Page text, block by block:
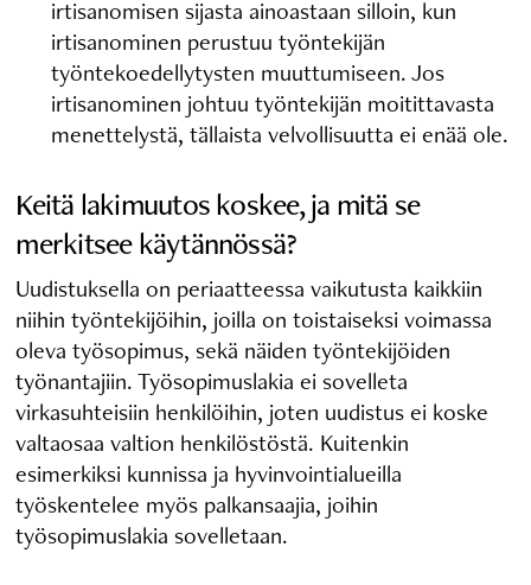
irtisanomisen sijasta ainoastaan silloin, kun
irtisanominen perustuu työntekijän
työntekoedellytysten muuttumiseen. Jos
irtisanominen johtuu työntekijän moitittavasta
menettelystä, tällaista velvollisuutta ei enää ole.
Keitä lakimuutos koskee, ja mitä se
merkitsee käytännössä?
Uudistuksella on periaatteessa vaikutusta kaikkiin
niihin työntekijöihin, joilla on toistaiseksi voimassa
oleva työsopimus, sekä näiden työntekijöiden
työnantajiin. Työsopimuslakia ei sovelleta
virkasuhteisiin henkilöihin, joten uudistus ei koske
valtaosaa valtion henkilöstöstä. Kuitenkin
esimerkiksi kunnissa ja hyvinvointialueilla
työskentelee myös palkansaajia, joihin
työsopimuslakia sovelletaan.